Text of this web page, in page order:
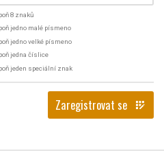
8 znaků
jedno malé písmeno
jedno velké písmeno
jedna číslice
jeden speciální znak
Zaregistrovat se app_registration